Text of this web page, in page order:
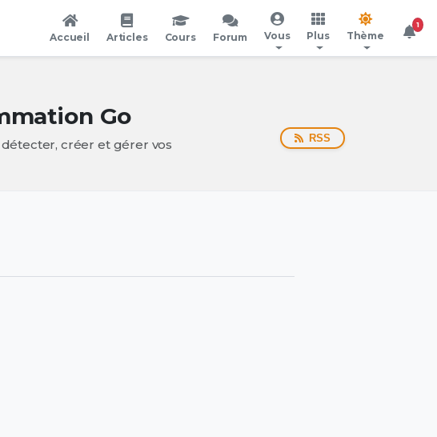
Accueil Articles Cours Forum Vous Plus Thème
1
Go
créer et gérer vos
RSS